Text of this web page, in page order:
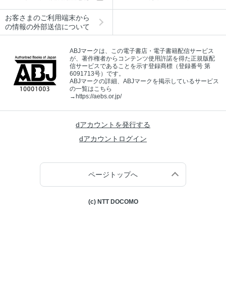
お客さまのご利用端末から
の情報の外部送信について
ABJマークは、この電子書店・電子書籍配信サービス
が、著作権者からコンテンツ使用許諾を得た正規版配
信サービスであることを示す登録商標（登録番号 第
6091713号）です。
ABJマークの詳細、ABJマークを掲示しているサービス
の一覧はこちら
→https://aebs.or.jp/
dアカウントを発行する
dアカウントログイン
ページトップへ
(c) NTT DOCOMO